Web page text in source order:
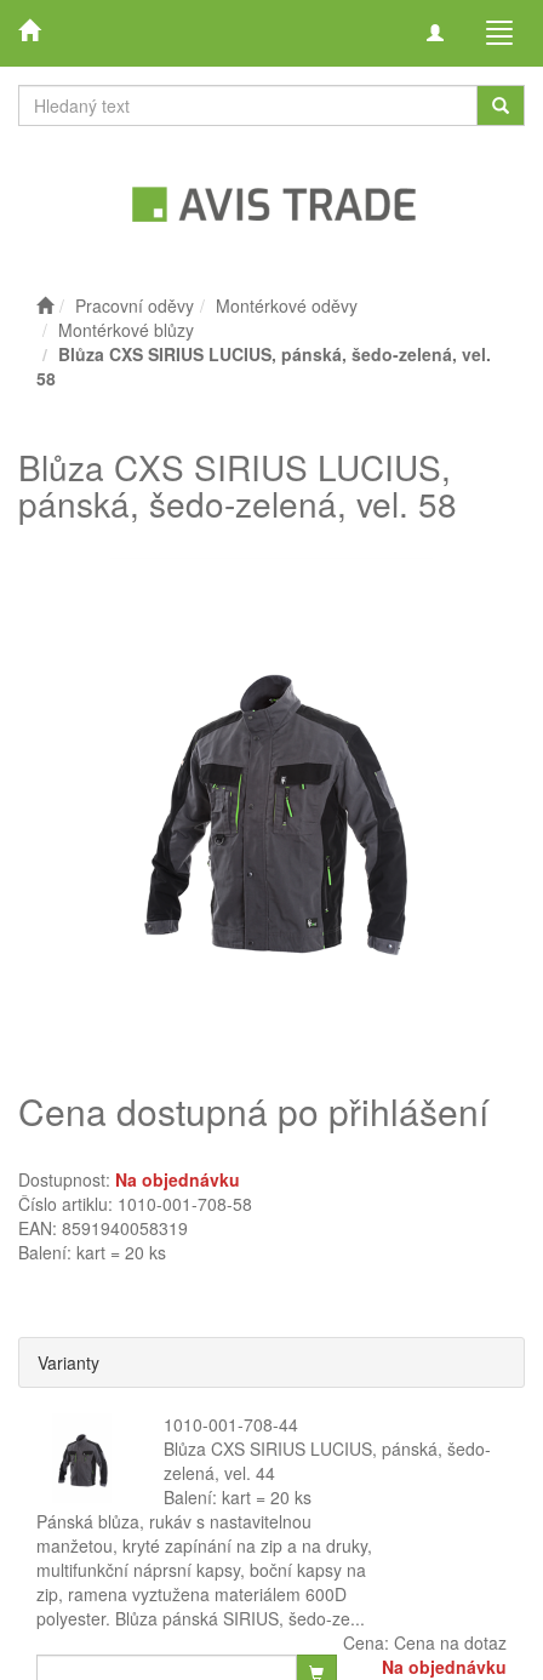
Toggle
Pracovní oděvy
Montérkové oděvy
Montérkové blůzy
Blůza CXS SIRIUS LUCIUS, pánská, šedo-zelená, vel.
58
Blůza CXS SIRIUS LUCIUS,
pánská, šedo-zelená, vel. 58
Cena dostupná po přihlášení
Dostupnost: Na objednávku
Číslo artiklu: 1010-001-708-58
EAN: 8591940058319
Balení: kart = 20 ks
Varianty
1010-001-708-44
Blůza CXS SIRIUS LUCIUS, pánská, šedo-
zelená, vel. 44
Balení: kart = 20 ks
Pánská blůza, rukáv s nastavitelnou
manžetou, kryté zapínání na zip a na druky,
multifunkční náprsní kapsy, boční kapsy na
zip, ramena vyztužena materiálem 600D
polyester. Blůza pánská SIRIUS, šedo-ze...
Cena: Cena na dotaz
Na objednávku